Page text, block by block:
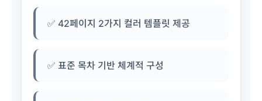
✅ 42페이지 2가지 컬러 템플릿 제공
✅ 표준 목차 기반 체계적 구성